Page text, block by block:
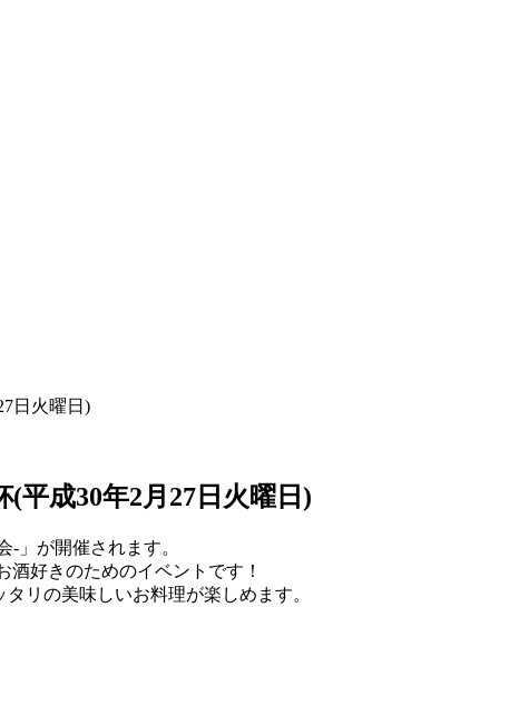
日火曜日)
平成30年2月27日火曜日)
」が開催されます。
好きのためのイベントです！
リの美味しいお料理が楽しめます。